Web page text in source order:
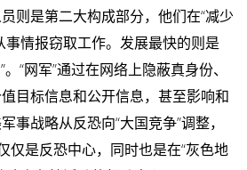
则是第二大构成部分，他们在“减少
事情报窃取工作。发展最快的则是
“网军”通过在网络上隐蔽真身份、
目标信息和公开信息，甚至影响和
事战略从反恐向“大国竞争”调整，
仅是反恐中心，同时也是在“灰色地